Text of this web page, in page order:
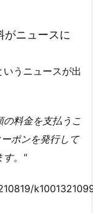
がニュースに
うニュースが出
の料金を支払うこ
ポンを発行して
す。"